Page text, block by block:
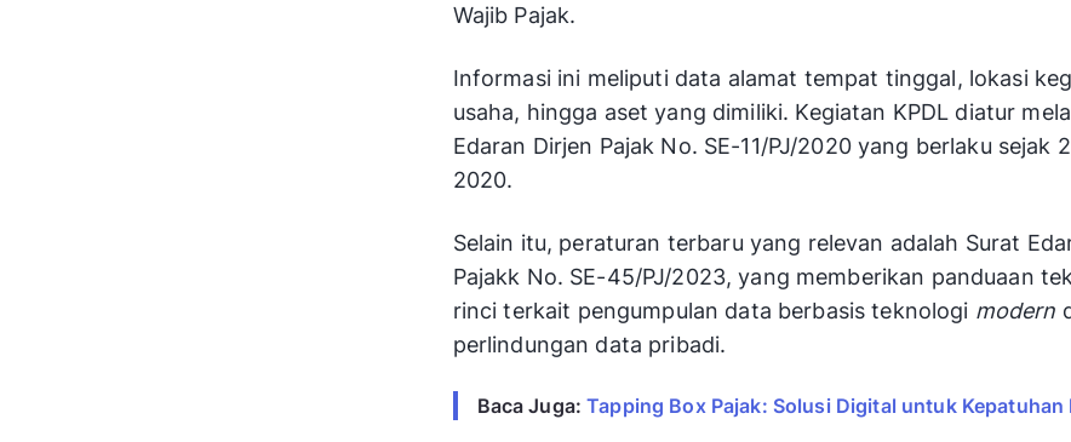
Wajib Pajak.
Informasi ini meliputi data alamat tempat tinggal, lokasi
usaha, hingga aset yang dimiliki. Kegiatan KPDL diatur
Edaran Dirjen Pajak No. SE-11/PJ/2020 yang berlaku sejak
2020.
Selain itu, peraturan terbaru yang relevan adalah Surat
Pajakk No. SE-45/PJ/2023, yang memberikan panduaan
rinci terkait pengumpulan data berbasis teknologi modern
perlindungan data pribadi.
Baca Juga: Tapping Box Pajak: Solusi Digital untuk Kepatuhan